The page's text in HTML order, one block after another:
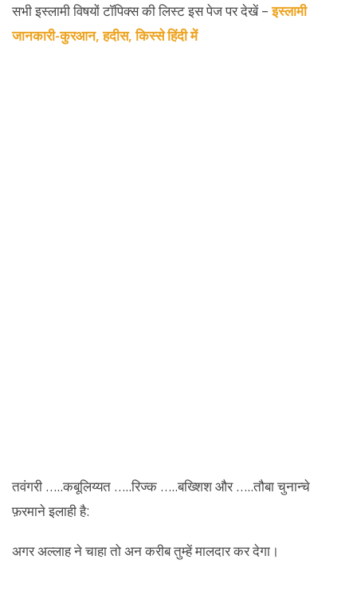
सभी इस्लामी विषयों टॉपिक्स की लिस्ट इस पेज पर देखें –इस्लामी
जानकारी-कुरआन, हदीस, किस्से हिंदी में
तवंगरी …..कबूलिय्यत …..रिज्क …..बख्शिश और …..तौबा चुनान्चे
फ़रमाने इलाही है:
अगर अल्लाह ने चाहा तो अन करीब तुम्हें मालदार कर देगा।